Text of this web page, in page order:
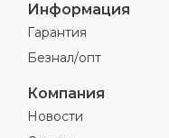
Информация
Гарантия
Безнал/опт
Компания
Новости